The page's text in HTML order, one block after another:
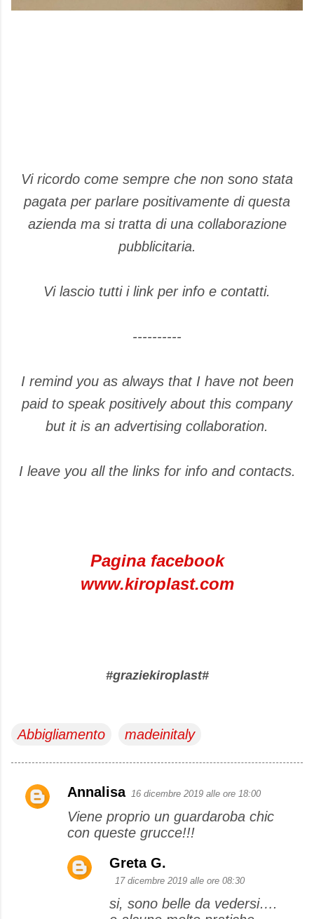
Vi ricordo come sempre che non sono stata
pagata per parlare positivamente di questa
azienda ma si tratta di una collaborazione
pubblicitaria.
Vi lascio tutti i link per info e contatti.
----------
I remind you as always that I have not been
paid to speak positively about this company
but it is an advertising collaboration.
I leave you all the links for info and contacts.
Pagina facebook
www.kiroplast.com
#graziekiroplast#
Abbigliamento madeinitaly
C
Annalisa 16 dicembre 2019 alle ore 18:00
Viene proprio un guardaroba chic
con queste grucce!!!
Greta G.
17 dicembre 2019 alle ore 08:30
si, sono belle da vedersi….